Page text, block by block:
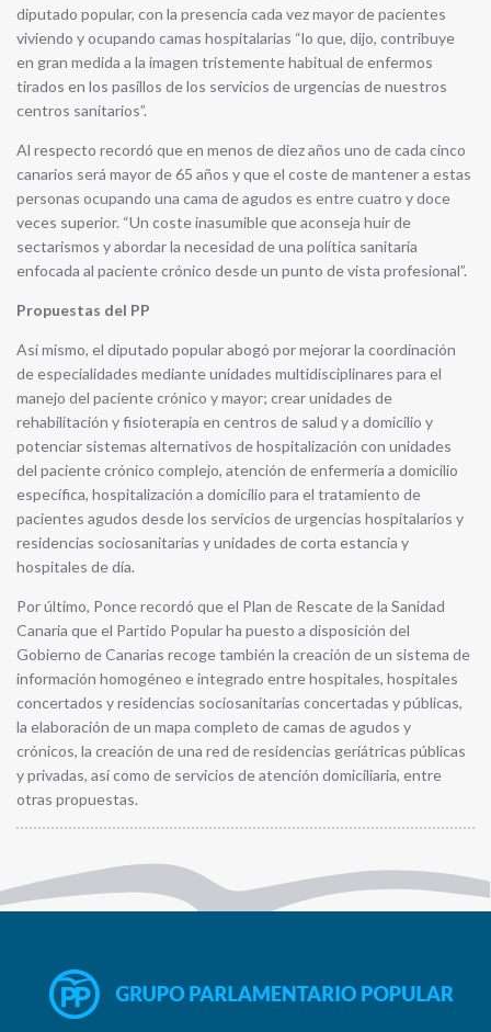
diputado popular, con la presencia cada vez mayor de pacientes
viviendo y ocupando camas hospitalarias “lo que, dijo, contribuye
en gran medida a la imagen tristemente habitual de enfermos
tirados en los pasillos de los servicios de urgencias de nuestros
centros sanitarios”.
Al respecto recordó que en menos de diez años uno de cada cinco
canarios será mayor de 65 años y que el coste de mantener a estas
personas ocupando una cama de agudos es entre cuatro y doce
veces superior. “Un coste inasumible que aconseja huir de
sectarismos y abordar la necesidad de una política sanitaria
enfocada al paciente crónico desde un punto de vista profesional”.
Propuestas del PP
Así mismo, el diputado popular abogó por mejorar la coordinación
de especialidades mediante unidades multidisciplinares para el
manejo del paciente crónico y mayor; crear unidades de
rehabilitación y fisioterapia en centros de salud y a domicilio y
potenciar sistemas alternativos de hospitalización con unidades
del paciente crónico complejo, atención de enfermería a domicilio
específica, hospitalización a domicilio para el tratamiento de
pacientes agudos desde los servicios de urgencias hospitalarios y
residencias sociosanitarias y unidades de corta estancia y
hospitales de día.
Por último, Ponce recordó que el Plan de Rescate de la Sanidad
Canaria que el Partido Popular ha puesto a disposición del
Gobierno de Canarias recoge también la creación de un sistema de
información homogéneo e integrado entre hospitales, hospitales
concertados y residencias sociosanitarias concertadas y públicas,
la elaboración de un mapa completo de camas de agudos y
crónicos, la creación de una red de residencias geriátricas públicas
y privadas, así como de servicios de atención domiciliaria, entre
otras propuestas.